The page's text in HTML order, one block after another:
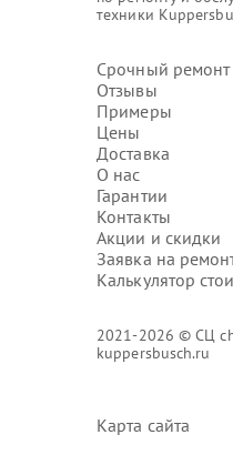
техники
Срочный ремонт
Отзывы
Примеры
Цены
Доставка
О нас
Гарантии
Контакты
Акции и скидки
Заявка на
Калькулятор
2021-2026 © СЦ
kuppersbusch.ru
Карта сайта